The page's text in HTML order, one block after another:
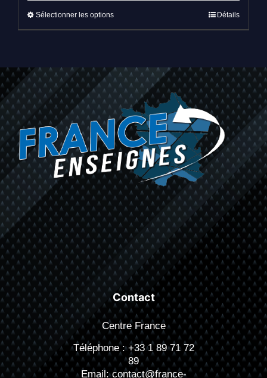
Sélectionner les optionsCe
produit
variations.
Les
options
peuvent
être
choisies
sur
la
page
du
produit
Détails
Contact
Centre France
Téléphone :+33 1 89 71 72
89
Email:contact@france-